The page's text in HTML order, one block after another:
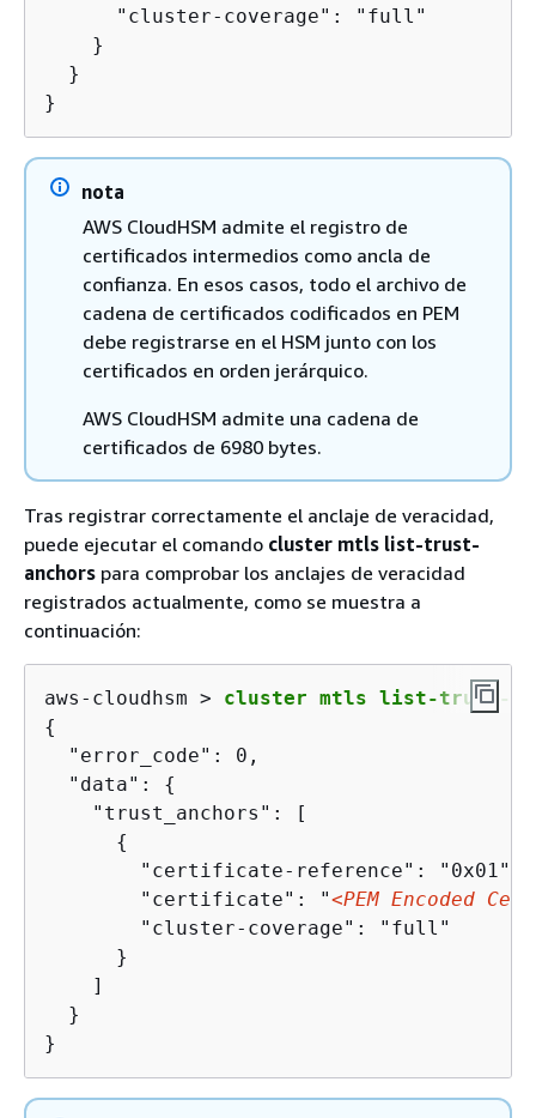
      "cluster-coverage": "full"
    }
  }
}
nota
AWS CloudHSM admite el registro de
certificados intermedios como ancla de
confianza. En esos casos, todo el archivo de
cadena de certificados codificados en PEM
debe registrarse en el HSM junto con los
certificados en orden jerárquico.
AWS CloudHSM admite una cadena de
certificados de 6980 bytes.
Tras registrar correctamente el anclaje de veracidad,
puede ejecutar el comando cluster mtls list-trust-
anchors para comprobar los anclajes de veracidad
registrados actualmente, como se muestra a
continuación:
aws-cloudhsm > cluster mtls list-trust-
{
  "error_code": 0,
  "data":
{
    "trust_anchors": [
{
        "certificate-reference": "0x01",
        "certificate": "
<PEM Encoded
        "cluster-coverage": "full"
      }
    ]
  }
}